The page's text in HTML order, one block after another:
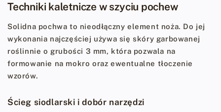
Techniki kaletnicze w szyciu pochew
Solidna pochwa to nieodłączny element noża. Do jej
wykonania najczęściej używa się skóry garbowanej
roślinnie o grubości 3 mm, która pozwala na
formowanie na mokro oraz ewentualne tłoczenie
wzorów.
Ścieg siodlarski i dobór narzędzi